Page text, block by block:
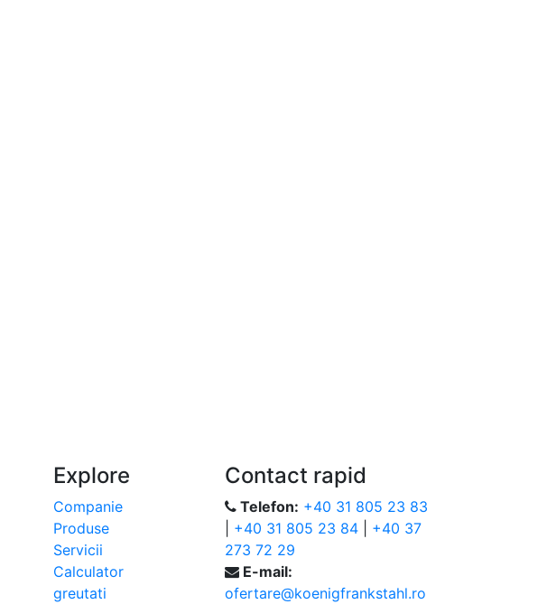
Explore
Companie
Produse
Servicii
Calculator
greutati
Contact rapid
Telefon: +40 31 805 23 83
+40 31 805 23 84
+40 37
273 72 29
E-mail:
ofertare@koenigfrankstahl.ro